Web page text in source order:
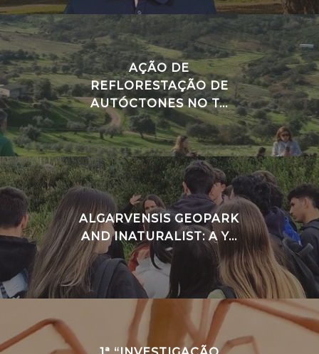
AÇÃO DE
REFLORESTAÇÃO DE
AUTÓCTONES NO T...
ALGARVENSIS GEOPARK
AND INATURALIST: A Y...